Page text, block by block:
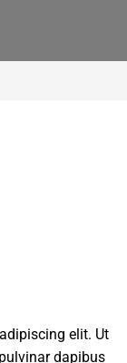
elit. Ut
dapibus